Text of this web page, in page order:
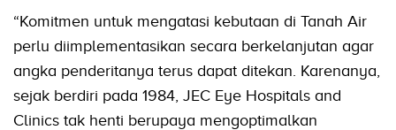
“Komitmen untuk mengatasi kebutaan di Tanah Air
perlu diimplementasikan secara berkelanjutan agar
angka penderitanya terus dapat ditekan. Karenanya,
sejak berdiri pada 1984, JEC Eye Hospitals and
Clinics tak henti berupaya mengoptimalkan